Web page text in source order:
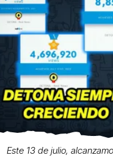
Este 13 de julio,